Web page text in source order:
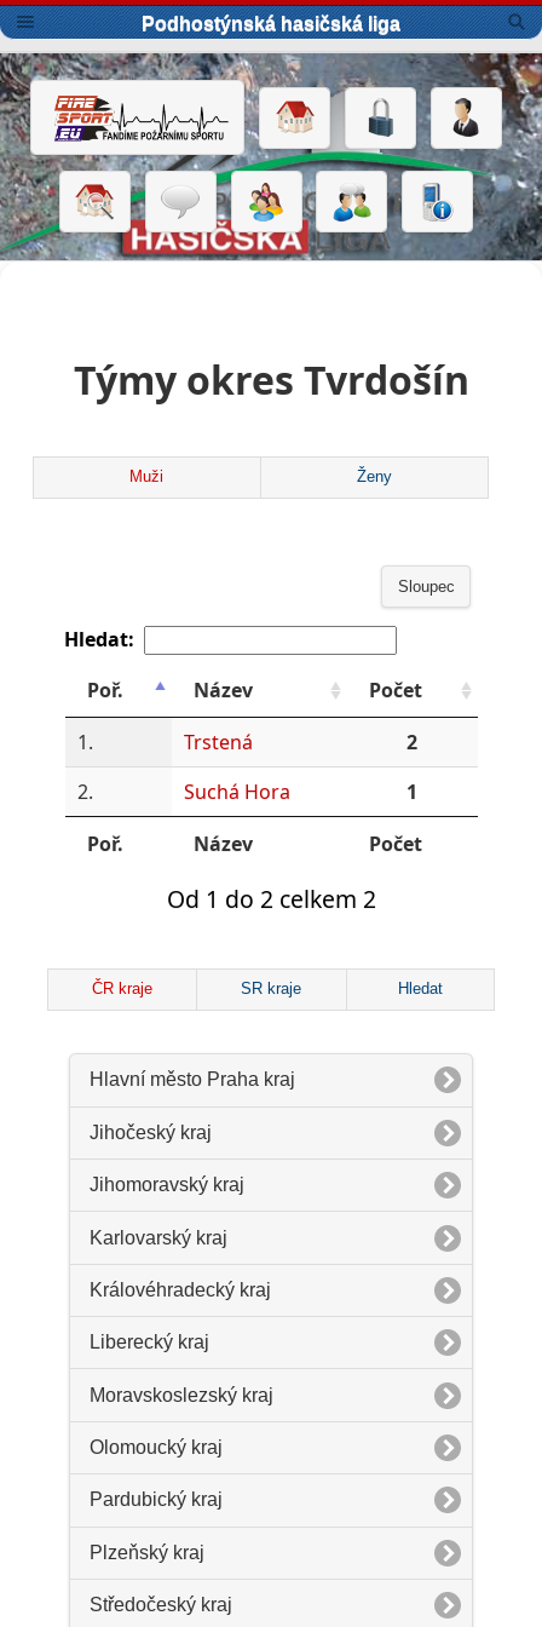
Podhostýnská hasičská liga
Týmy okres Tvrdošín
Muži Ženy
Sloupec
Hledat:
Poř.
Název
Počet
1.
Trstená
2
2.
Suchá Hora
1
Poř.
Název Počet
Od 1 do 2 celkem 2
ČR kraje SR kraje Hledat
Hlavní město Praha kraj
Jihočeský kraj
Jihomoravský kraj
Karlovarský kraj
Královéhradecký kraj
Liberecký kraj
Moravskoslezský kraj
Olomoucký kraj
Pardubický kraj
Plzeňský kraj
Středočeský kraj